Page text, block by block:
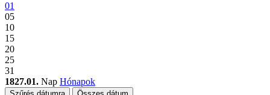
01
05
10
15
20
25
31
1827.01. Nap Hónapok